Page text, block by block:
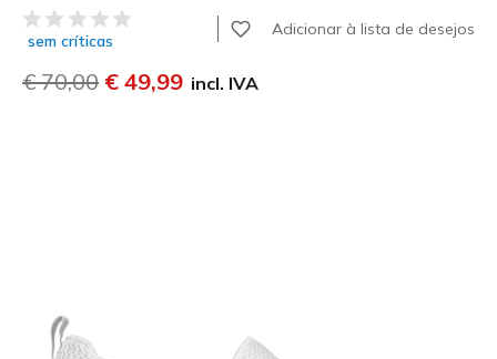
3$3 de 5 – Classificação do cliente
sem críticas
Adicionar à lista de desejos
Preço com desconto de
€ 70,00 para
€ 49,99 incl. IVA